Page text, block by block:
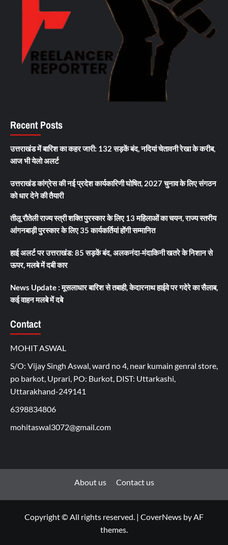
Recent Posts
उत्तराखंड में बारिश का कहर जारी: 132 सड़कें बंद, नदियां चेतावनी रेखा के करीब,
आज भी येलो अलर्ट
उत्तराखंड कांग्रेस की नई प्रदेश कार्यकारिणी घोषित, 2027 चुनाव के लिए संगठन
को धार देने की तैयारी
तीलू रौतेली राज्य स्त्री शक्ति पुरस्कार के लिए 13 महिलाओं का चयन, राज्य स्तरीय
आंगनबाड़ी पुरस्कार के लिए 35 कार्यकर्तियां होंगी सम्मानित
हाई अलर्ट पर उत्तराखंड: 85 सड़कें बंद, अलकनंदा-मंदाकिनी खतरे के निशान से
ऊपर, मलबे में दबी कार
News Update : मूसलाधार बारिश से तबाही, केदारनाथ हाईवे पर गदेरे का सैलाब,
कई वाहन मलबे में दबे
Contact
MOHIT ASWAL
S/O: Vijay Singh Aswal, ward no 4, near kumain genral store,
po barkot, Uprari, PO: Burkot, DIST: Uttarkashi,
Uttarakhand-249141
6398834806
mohitaswal3072@gmail.com
About us Contact us
Copyright © All rights reserved. | CoverNews by AF
themes.